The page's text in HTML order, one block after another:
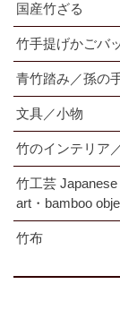
国産竹ざる
竹手提げかごバ
青竹踏み／孫の
文具／小物
竹のインテリア
竹工芸
art・bamboo
竹布